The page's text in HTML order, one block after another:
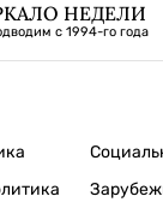
НЕДЕЛИ
с 1994-го года